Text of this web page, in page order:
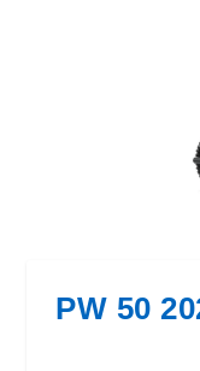
PW 50